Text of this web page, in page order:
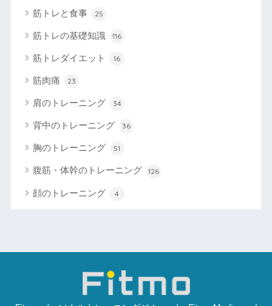
筋トレと食事 25
筋トレの基礎知識 116
筋トレダイエット 16
筋肉痛 23
肩のトレーニング 34
背中のトレーニング 36
胸のトレーニング 51
腹筋・体幹のトレーニング 126
顔のトレーニング 4